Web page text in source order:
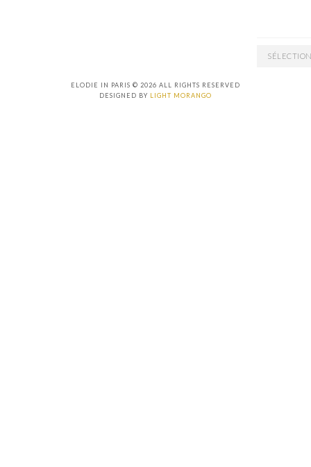
ARCHIVES
ELODIE IN PARIS © 2026 ALL RIGHTS RESERVED
DESIGNED BY LIGHT MORANGO